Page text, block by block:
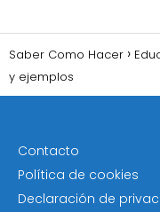
Saber Como Hacer
y ejemplos
Contacto
Política de cookies
Declaración de